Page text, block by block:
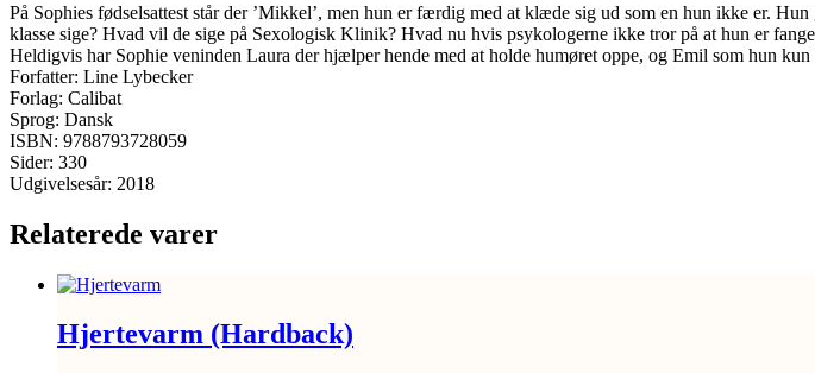
På Sophies fødselsattest står der ’Mikkel’, men hun er færdig med at klæde sig ud som en hun ikke er.
klasse sige? Hvad vil de sige på Sexologisk Klinik? Hvad nu hvis psykologerne ikke tror på at hun er
Heldigvis har Sophie veninden Laura der hjælper hende med at holde humøret oppe, og Emil som hun
Forfatter: Line Lybecker
Forlag: Calibat
Sprog: Dansk
ISBN: 9788793728059
Sider: 330
Udgivelsesår: 2018
Relaterede varer
Hjertevarm (Hardback)